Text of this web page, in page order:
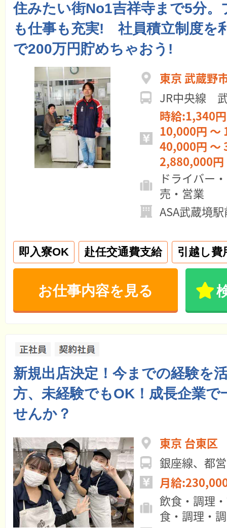
住みたい街No1吉祥寺まで5分。
も仕事も充実! 社員積立制度を
で200万円貯めちゃおう!
東京 武蔵野
JR中央線
時給:1,340
10,000円 ～
40,000円 ～
2,880,000
ドライバー
売・営業
ASA武蔵境
即入寮OK 赴任交通費支給 引越し費
お仕事内容を見る
新規出店決定！今までの経験を
方、未経験でもOK！成長企業で
せんか？
東京 台東区
銀座線、都
月給
飲食・調理
食・調理・